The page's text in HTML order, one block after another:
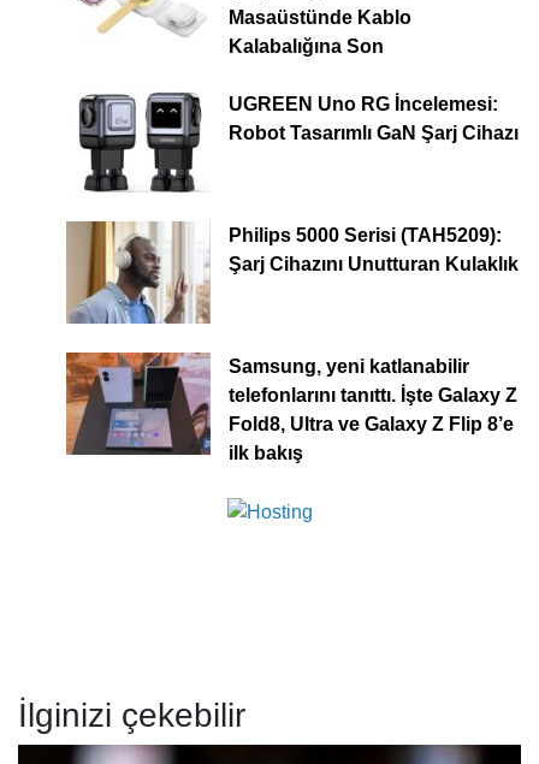
Masaüstünde Kablo
Kalabalığına Son
UGREEN Uno RG İncelemesi:
Robot Tasarımlı GaN Şarj Cihazı
Philips 5000 Serisi (TAH5209):
Şarj Cihazını Unutturan Kulaklık
Samsung, yeni katlanabilir
telefonlarını tanıttı. İşte Galaxy Z
Fold8, Ultra ve Galaxy Z Flip 8’e
ilk bakış
İlginizi çekebilir